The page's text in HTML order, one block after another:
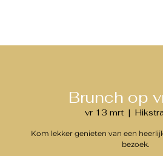
Brunch op
vr 13 mrt
  |
Kom lekker genieten van een
bezoek.